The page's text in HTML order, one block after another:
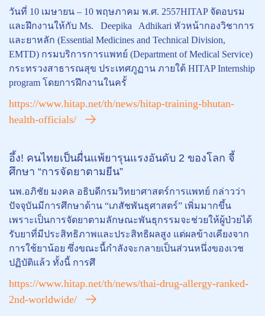
วันที่ 10 เมษายน – 10 พฤษภาคม พ.ศ. 2557HITAP จัดอบรม
และฝึกงานให้กับ Ms. Deepika Adhikari หัวหน้ากองวิชาการ
และยาหลัก (Essential Medicines and Technical Division,
EMTD) กรมบริการการแพทย์ (Department of Medical Service)
กระทรวงสาธารณสุข ประเทศภูฏาน ภายใต้ HITAP Internship
program โดยการฝึกงานในครั้
https://www.hitap.net/th/news/hitap-training-bhutan-
health-officials/
อึ้ง! คนไทยเป็นผื่นแพ้ยารุนแรงอันดับ 2 ของโลก จี้
ศึกษา “การจัดยาตามยีน”
นพ.อภิชัย มงคล อธิบดีกรมวิทยาศาสตร์การแพทย์ กล่าวว่า
ปัจจุบันมีการศึกษาด้าน “เภสัชพันธุศาสตร์” เพิ่มมากขึ้น
เพราะเป็นการจัดยาตามลักษณะพันธุกรรมจะช่วยให้ผู้ป่วยได้
รับยาที่มีประสิทธิภาพและประสิทธิผลสูง แต่ผลข้างเคียงจาก
การใช้ยาน้อย ซึ่งขณะนี้กำลังจะกลายเป็นส่วนหนึ่งของเวช
ปฏิบัติแล้ว ทั้งนี้ การศึ
https://www.hitap.net/th/news/thai-drug-allergy-ranked-
2nd-worldwide/